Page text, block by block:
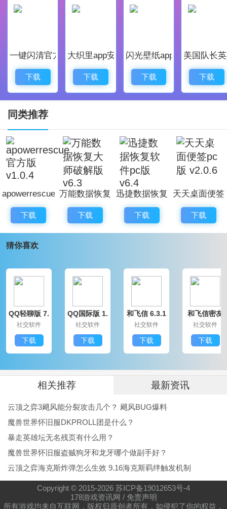
功能简单明了，可高效恢复手机误删除数据。
安卓手机恢复大师最新官方版软件优势
易操作，找回数据很简单，一键式操作 ,连接手机即
可快速恢复数据，支持恢复微信 , QQ , 陌陌等主流沟通
工具
术，助您更大程度找回误删或丢失的数据;用户自行电脑
操作;保护个人数据隐私安全
一键闪清官方最新版
下载
大织里app安卓版
下载
闪光壁纸app安卓最新版
下载
美国队长
下载
同类推荐
apowerrescue
官方版 v1.0.4
下载
万能数据恢复
大师破解版
v6.3
下载
迅捷数据恢复
软件pc版
v6.4
下载
天天桌面便签
pc版 v2.0.6
下载
猜你喜欢
QQ轻聊版 7.
9.14314.0
社交软件
下载
QQ国际版 1.
91.1370.0
社交软件
下载
和飞信 6.3.1
200
社交软件
下载
和飞信密友
圈版 6.3.120
社交软件
下载
相关推荐 最新资讯
云顶之弈3飓风能分裂攻击几个？ 飓风BUG爆料
魔兽世界怀旧服DKPROLL团是什么？
暴走英雄坛无名残页有什么用？
魔兽世界怀旧服盗贼狗牙和龙牙哪个做副手好？
云顶之弈海克斯炸弹怎么生效 9.16海克斯羁绊触发机制
Copyright © 2015-2026 苏ICP备19012653号-4
178游戏资讯网 / 免责声明
所有游戏均来自互联网，版权归原创者所有，如侵犯了你的权益，